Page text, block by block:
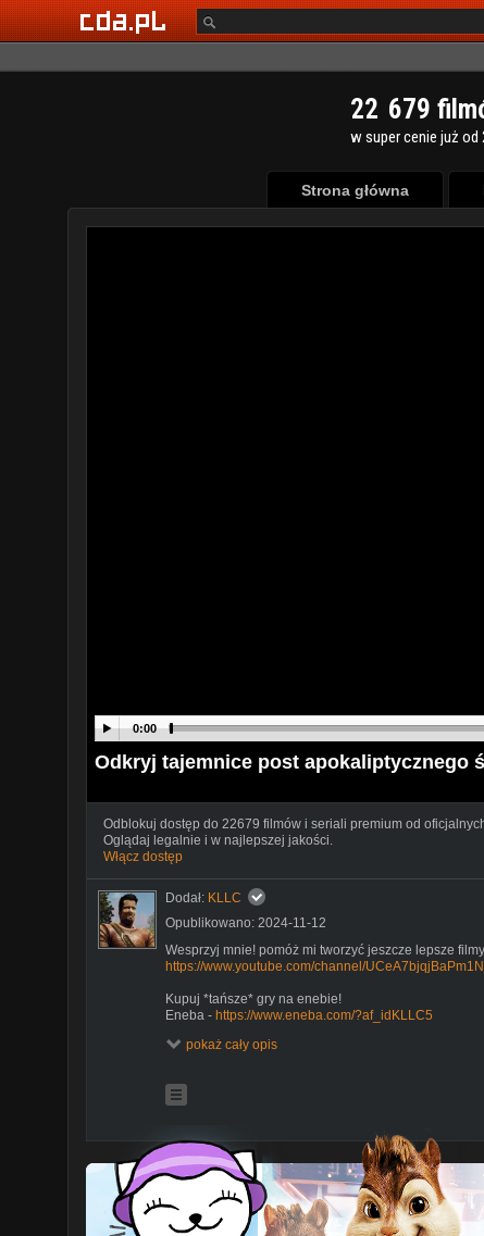
22 679
w super cenie już od
Strona główna
0:00
Odkryj tajemnice post apokaliptycznego
Odblokuj dostęp do 22679 filmów i seriali premium od
Oglądaj legalnie i w najlepszej jakości.
Włącz dostęp
Dodał: KLLC
Opublikowano: 2024-11-12
Wesprzyj mnie! pomóż mi tworzyć jeszcze lepsze
https://www.youtube.com/channel/
Kupuj *tańsze* gry na enebie!
Eneba - https://www.eneba.com/?af_idKLLC5
Kontakt do biznesów
Mój serwer *Discord*
*O mnie*
Siema, to ja krupnik! Nagrywam o moich ulubionych
na moich domysłach i wyobraźni, jestem
dać jak najlepsze odcinki takich kreskówkach jak:
Niesamowity Świat Gumballa Zwyczajny serial czy
Cartoon Network.
pokaż cały opis